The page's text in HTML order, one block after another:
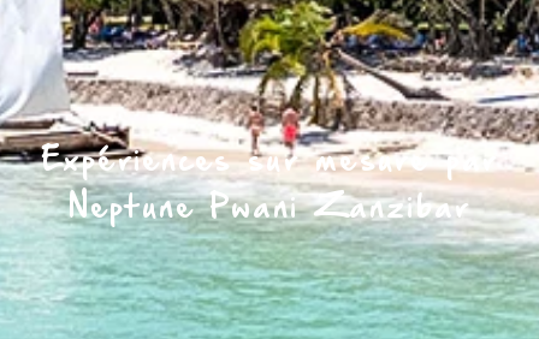
Expériences sur mesure par
Neptune Pwani Zanzibar